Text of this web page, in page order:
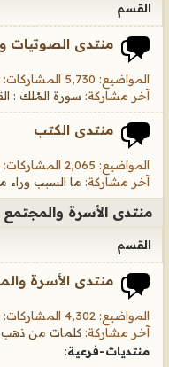
القسم
منتدى الصوتيات
المواضيع: 5,730 المشاركات: 11,261
آخر مشاركة: سورة المُلك :
منتدى الكتب
المواضيع: 2,065 المشاركات: 7,594
آخر مشاركة: ما السبب وراء
منتدى الأسرة والمجتمع
القسم
منتدى الأسرة
المواضيع: 4,302 المشاركات: 17,477
آخر مشاركة: كلمات من
منتديات-فرعية: